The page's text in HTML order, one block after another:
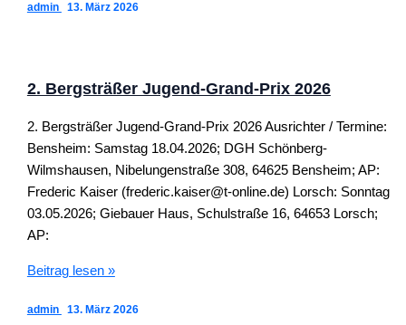
Jugend-
admin 13. März 2026
2. Bergsträßer Jugend-Grand-Prix 2026
2. Bergsträßer Jugend-Grand-Prix 2026 Ausrichter / Termine:
Bensheim: Samstag 18.04.2026; DGH Schönberg-
Wilmshausen, Nibelungenstraße 308, 64625 Bensheim; AP:
Frederic Kaiser (frederic.kaiser@t-online.de) Lorsch: Sonntag
03.05.2026; Giebauer Haus, Schulstraße 16, 64653 Lorsch;
AP:
2.
Jugend-
Beitrag lesen »
admin 13. März 2026